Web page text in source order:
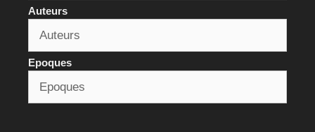
Auteurs
Epoques